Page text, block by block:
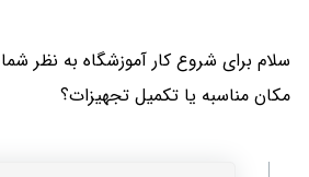
سلام برای شروع کار آموزشگاه به‌ نظر
مکان مناسبه یا تکمیل تجهیزات؟